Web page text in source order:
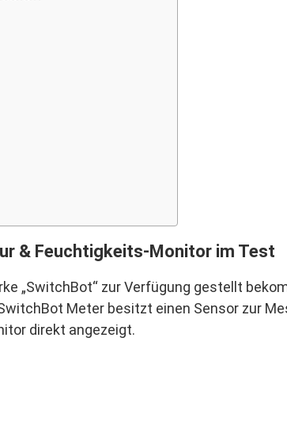
& Feuchtigkeits-Monitor im Test
„SwitchBot“ zur Verfügung gestellt
Meter besitzt einen Sensor zur
direkt angezeigt.